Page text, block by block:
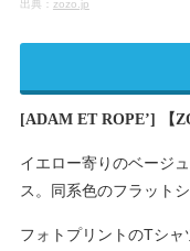
出典： zozo.jp
[ADAM ET ROPE’] 【
イエロー寄りのベージ
ス。同系色のフラット
フォトプリントのTシ